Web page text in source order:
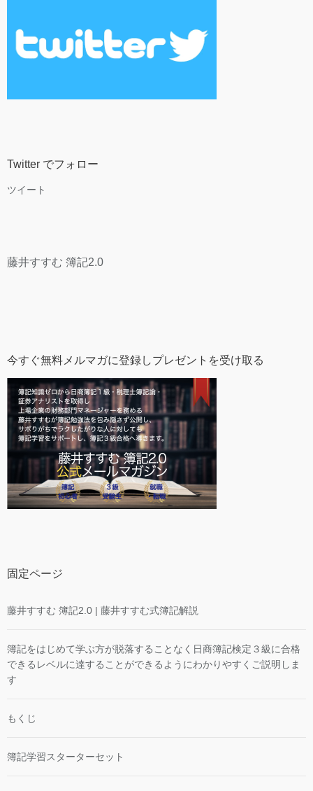
Twitter でフォロー
ツイート
藤井すすむ 簿記2.0
今すぐ無料メルマガに登録しプレゼントを受け取る
固定ページ
藤井すすむ 簿記2.0 | 藤井すすむ式簿記解説
簿記をはじめて学ぶ方が脱落することなく日商簿記検定３級に合格
できるレベルに達することができるようにわかりやすくご説明しま
す
もくじ
簿記学習スターターセット